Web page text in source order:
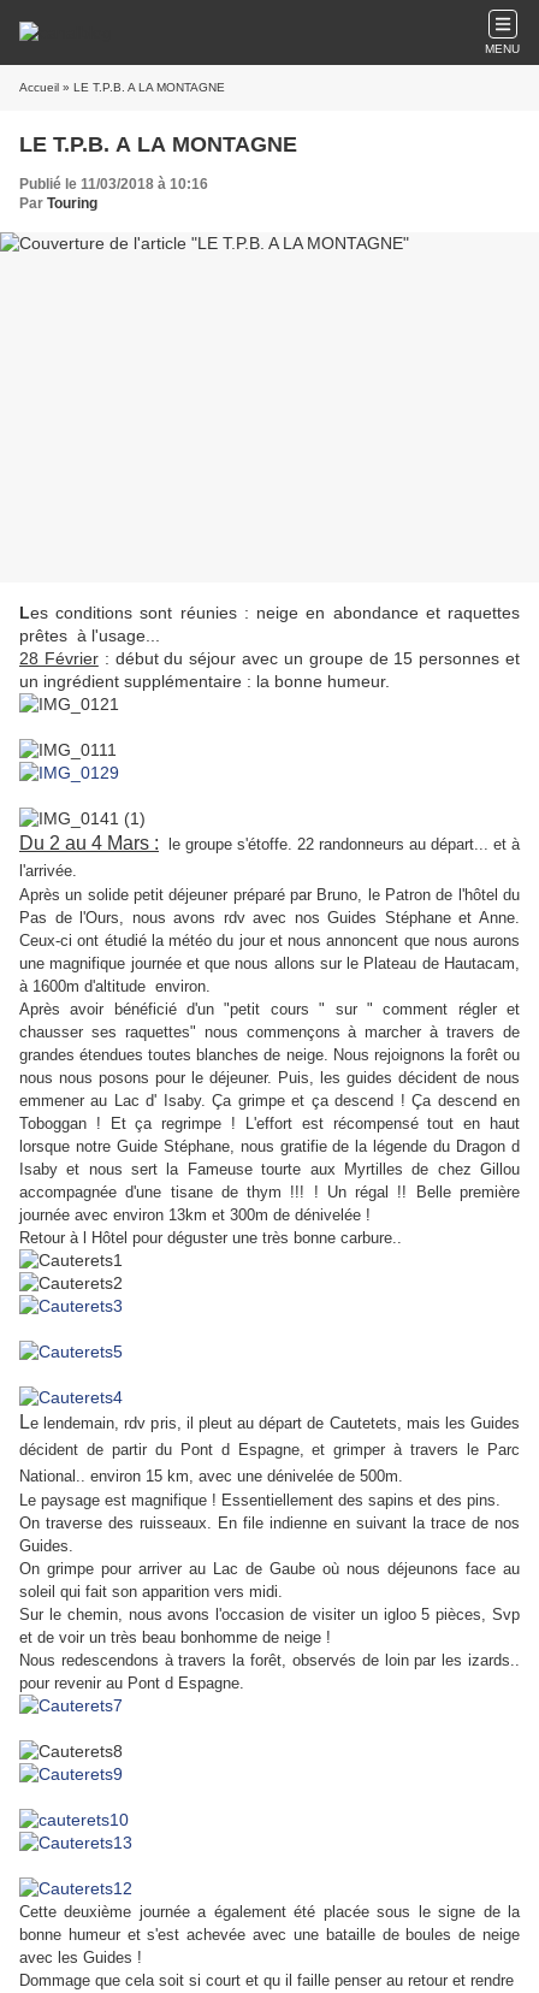
MENU
Accueil » LE T.P.B. A LA MONTAGNE
LE T.P.B. A LA MONTAGNE
Publié le 11/03/2018 à 10:16
Par Touring
Les conditions sont réunies : neige en abondance et raquettes
prêtes à l'usage...
28 Février: début du séjour avec un groupe de 15 personnes et
un ingrédient supplémentaire : la bonne humeur.
Du 2 au 4 Mars :
le groupe s'étoffe. 22 randonneurs au départ... et à
l'arrivée.
Après un solide petit déjeuner préparé par Bruno, le Patron de l'hôtel du
Pas de l'Ours, nous avons rdv avec nos Guides Stéphane et Anne.
Ceux-ci ont étudié la météo du jour et nous annoncent que nous aurons
une magnifique journée et que nous allons sur le Plateau de Hautacam,
à 1600m d'altitude environ.
Après avoir bénéficié d'un "petit cours " sur " comment régler et
chausser ses raquettes" nous commençons à marcher à travers de
grandes étendues toutes blanches de neige. Nous rejoignons la forêt ou
nous nous posons pour le déjeuner. Puis, les guides décident de nous
emmener au Lac d' Isaby. Ça grimpe et ça descend ! Ça descend en
Toboggan ! Et ça regrimpe ! L'effort est récompensé tout en haut
lorsque notre Guide Stéphane, nous gratifie de la légende du Dragon d
Isaby et nous sert la Fameuse tourte aux Myrtilles de chez Gillou
accompagnée d'une tisane de thym !!! ! Un régal !! Belle première
journée avec environ 13km et 300m de dénivelée !
Retour à l Hôtel pour déguster une très bonne carbure..
Le lendemain, rdv pris, il pleut au départ de Cautetets, mais les Guides
décident de partir du Pont d Espagne, et grimper à travers le Parc
National.. environ 15 km, avec une dénivelée de 500m.
Le paysage est magnifique ! Essentiellement des sapins et des pins.
On traverse des ruisseaux. En file indienne en suivant la trace de nos
Guides.
On grimpe pour arriver au Lac de Gaube où nous déjeunons face au
soleil qui fait son apparition vers midi.
Sur le chemin, nous avons l'occasion de visiter un igloo 5 pièces, Svp
et de voir un très beau bonhomme de neige !
Nous redescendons à travers la forêt, observés de loin par les izards..
pour revenir au Pont d Espagne.
Cette deuxième journée a également été placée sous le signe de la
bonne humeur et s'est achevée avec une bataille de boules de neige
avec les Guides !
Dommage que cela soit si court et qu il faille penser au retour et rendre